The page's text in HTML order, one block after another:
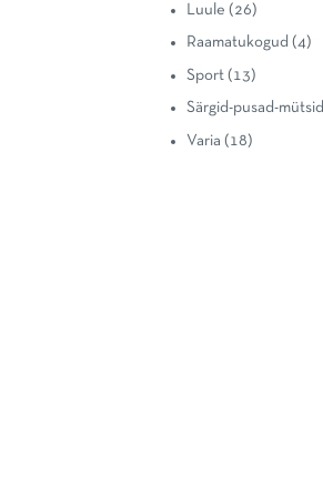
Luule (26)
Raamatukogud (4)
Sport (13)
Särgid-pusad-mütsid
Varia (18)